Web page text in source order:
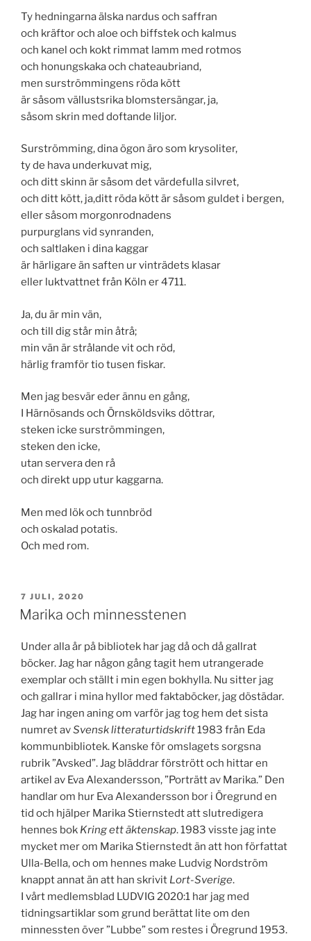
Ty hedningarna älska nardus och saffran
och kräftor och aloe och biffstek och kalmus
och kanel och kokt rimmat lamm med rotmos
och honungskaka och chateaubriand,
men surströmmingens röda kött
är såsom vällustsrika blomstersängar, ja,
såsom skrin med doftande liljor.
Surströmming, dina ögon äro som krysoliter,
ty de hava underkuvat mig,
och ditt skinn är såsom det värdefulla silvret,
och ditt kött, ja,ditt röda kött är såsom guldet i bergen,
eller såsom morgonrodnadens
purpurglans vid synranden,
och saltlaken i dina kaggar
är härligare än saften ur vinträdets klasar
eller luktvattnet från Köln er 4711.
Ja, du är min vän,
och till dig står min åtrå;
min vän är strålande vit och röd,
härlig framför tio tusen fiskar.
Men jag besvär eder ännu en gång,
I Härnösands och Örnsköldsviks döttrar,
steken icke surströmmingen,
steken den icke,
utan servera den rå
och direkt upp utur kaggarna.
Men med lök och tunnbröd
och oskalad potatis.
Och med rom.
PUBLICERAT
7 JULI, 2020
Marika och minnesstenen
Under alla år på bibliotek har jag då och då gallrat
böcker. Jag har någon gång tagit hem utrangerade
exemplar och ställt i min egen bokhylla. Nu sitter jag
och gallrar i mina hyllor med faktaböcker, jag döstädar.
Jag har ingen aning om varför jag tog hem det sista
numret avSvensk litteraturtidskrift1983 från Eda
kommunbibliotek. Kanske för omslagets sorgsna
rubrik ”Avsked”. Jag bläddrar förstrött och hittar en
artikel av Eva Alexandersson, ”Porträtt av Marika.” Den
handlar om hur Eva Alexandersson bor i Öregrund en
tid och hjälper Marika Stiernstedt att slutredigera
hennes bok Kring ett äktenskap. 1983 visste jag inte
mycket mer om Marika Stiernstedt än att hon författat
Ulla-Bella, och om hennes make Ludvig Nordström
knappt annat än att han skrivit Lort-Sverige.
I vårt medlemsblad LUDVIG 2020:1 har jag med
tidningsartiklar som grund berättat lite om den
minnessten över ”Lubbe” som restes i Öregrund 1953.